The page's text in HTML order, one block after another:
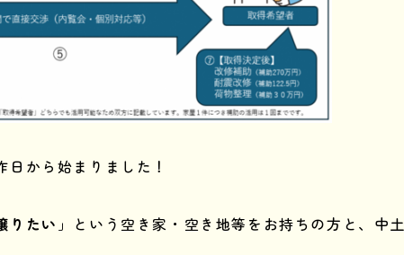
日から始まりました！
りたい 」という空き家・空き地等をお持ちの方と、中